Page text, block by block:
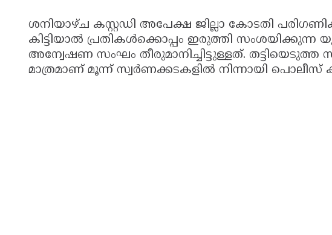
ശനിയാഴ്‌ച കസ്റ്റഡി അപേക്ഷ ജില്ലാ കോടതി
കിട്ടിയാൽ പ്രതികൾക്കൊപ്പം ഇരുത്തി സംശയിക്കുന്ന
അന്വേഷണ സംഘം തീരുമാനിച്ചിട്ടുള്ളത്. തട്ടിയെടുത്ത
മാത്രമാണ് മൂന്ന് സ്വർണക്കടകളിൽ നിന്നായി പൊലീസ്